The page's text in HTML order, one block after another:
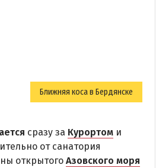
Ближняя коса в Бердянске
сразу за Курортом и
от санатория
открытого Азовского моря